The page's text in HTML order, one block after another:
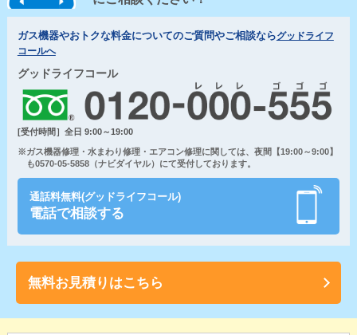
ガス機器やおトクな料金についてのご質問やご相談ならグッドライフ
コールへ
グッドライフコール
[受付時間］全日 9:00～19:00
※ガス機器修理・水まわり修理・エアコン修理に関しては、夜間【19:00～9:00】
も0570-05-5858（ナビダイヤル）にて受付しております。
通話料無料(グッドライフコール)
電話で相談する
無料お見積りはこちら